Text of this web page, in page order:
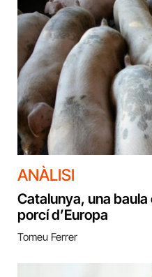
ANÀLISI
Catalunya, una
porcí d’Europa
Tomeu Ferrer